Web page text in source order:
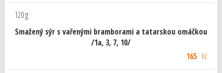
120 g
Smažený sýr s vařenými bramborami a tatarskou omáčkou
/1a, 3, 7, 10/
165Kč